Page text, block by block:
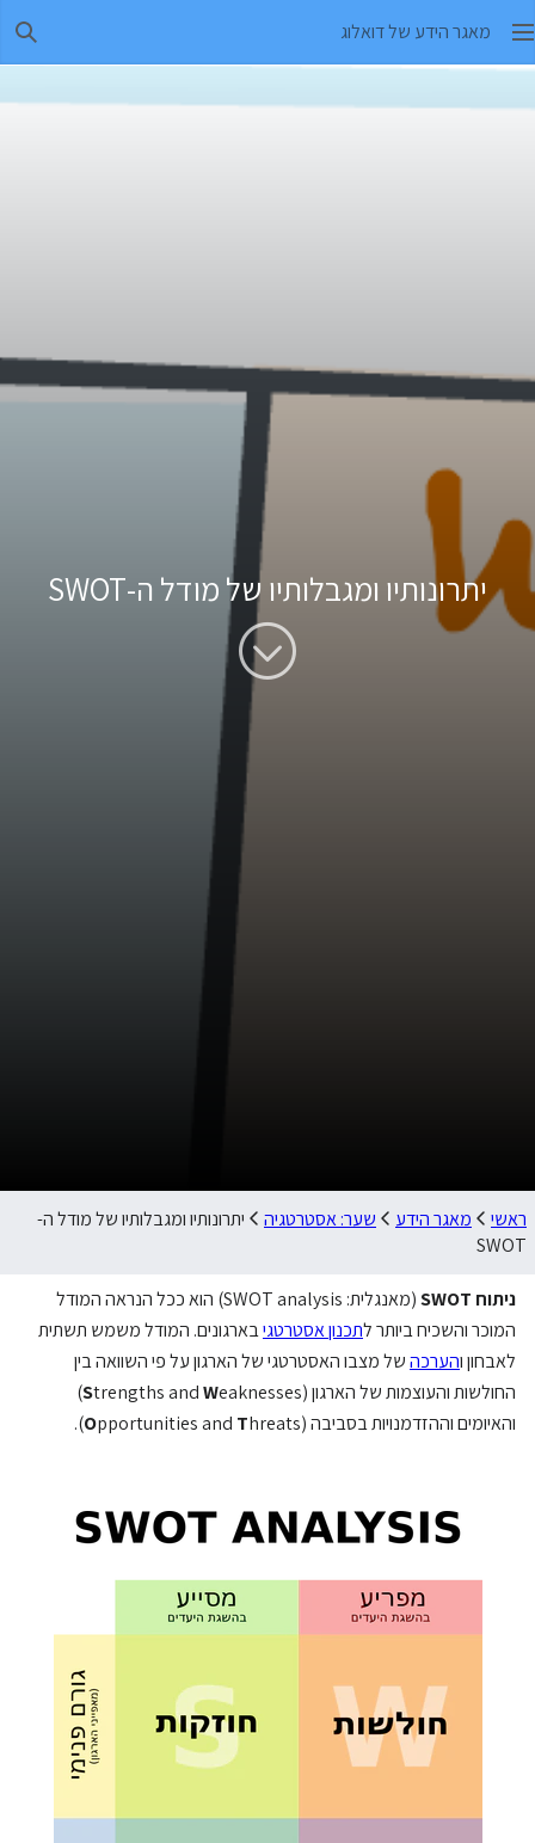
מאגר הידע של דואלוג
יתרונותיו ומגבלותיו של מודל ה-SWOT
ראשי מאגר הידע שער: אסטרטגיה
יתרונותיו ומגבלותיו של מודל ה-
SWOT
ניתוח SWOT
(מאנגלית: SWOT analysis) הוא ככל הנראה המודל
המוכר והשכיח ביותר לתכנון אסטרטגיבארגונים. המודל משמש תשתית
לאבחון והערכהשל מצבו האסטרטגי של הארגון על פי השוואה בין
החולשות והעוצמות של הארגון (
Strengths andW
eaknesses)
והאיומים וההזדמנויות בסביבה (
Opportunities and Threats).